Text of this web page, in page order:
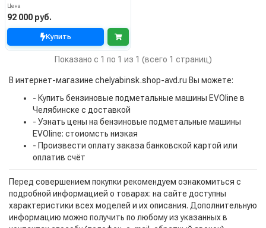
Цена
92 000 руб.
Купить
Показано с 1 по 1 из 1 (всего 1 страниц)
В интернет-магазине chelyabinsk.shop-avd.ru Вы можете:
- Купить бензиновые подметальные машины EVOline в
Челябинске с доставкой
- Узнать цены на бензиновые подметальные машины
EVOline: стоиомсть низкая
- Произвести оплату заказа банковской картой или
оплатив счёт
Перед совершением покупки рекомендуем ознакомиться с
подробной информацией о товарах: на сайте доступны
характеристики всех моделей и их описания. Дополнительную
информацию можно получить по любому из указанных в